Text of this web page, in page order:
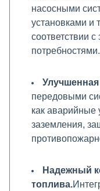
насосными
установками и
соответствии
потребностями.
передовыми
как аварийные
заземления,
Надежный
топлива.